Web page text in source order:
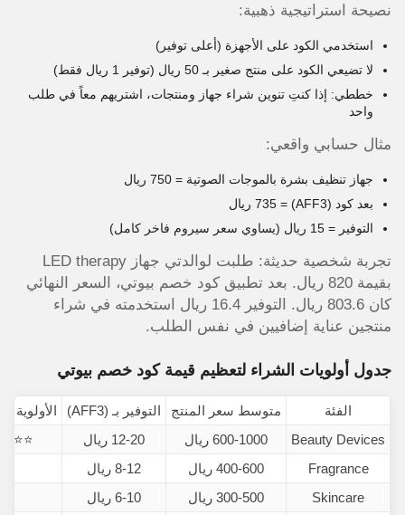
نصيحة استراتيجية ذهبية:
استخدمي الكود على الأجهزة (أعلى توفير)
لا تضيعي الكود على منتج صغير بـ 50 ريال (توفير 1 ريال فقط)
خططي: إذا كنتِ تنوين شراء جهاز ومنتجات، اشتريهم معاً في طلب
واحد
مثال حسابي واقعي:
جهاز تنظيف بشرة بالموجات الصوتية = 750 ريال
بعد كود (AFF3) = 735 ريال
التوفير = 15 ريال (يساوي سعر سيروم فاخر كامل)
تجربة شخصية حديثة: طلبت لوالدتي جهاز LED therapy
بقيمة 820 ريال. بعد تطبيق كود خصم بيوتي، السعر النهائي
كان 803.6 ريال. التوفير 16.4 ريال استخدمته في شراء
منتجين عناية إضافيين في نفس الطلب.
جدول أولويات الشراء لتعظيم قيمة كود خصم بيوتي
الفئة متوسط سعر المنتج التوفير بـ (AFF3)
الأولوية
Beauty Devices
600-1000 ريال 12-20 ريال
Fragrance
400-600 ريال 8-12 ريال
Skincare
300-500 ريال 6-10 ريال